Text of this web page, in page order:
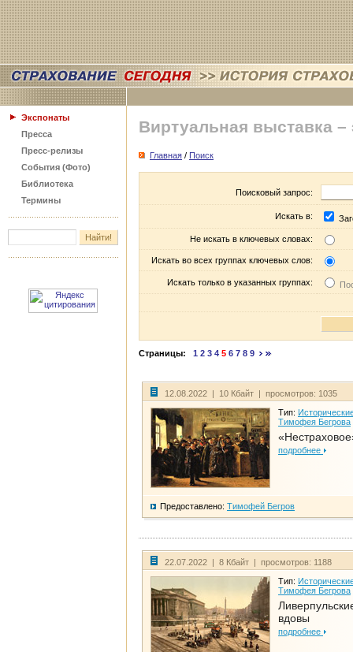
Экспонаты
Пресса
Пресс-релизы
События (Фото)
Библиотека
Термины
Виртуальная выставка –
Главная / Поиск
Поисковый запрос:
Искать в:
Не искать в ключевых словах:
Искать во всех группах ключевых слов:
Искать только в указанных группах:
Страницы: 1 2 3 4 5 6 7 8 9
12.08.2022 | 10 Кбайт | просмотров: 1035
Тип:
Тимофея Бегрова
подробнее
Предоставлено: Тимофей Бегров
22.07.2022 | 8 Кбайт | просмотров: 1188
Тип:
Тимофея Бегрова
вдовы
подробнее